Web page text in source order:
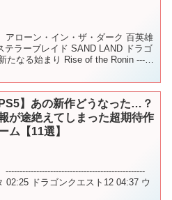
アローン・イン・ザ・ダーク 百英雄
ラーブレイド SAND LAND ドラゴ
たなる始まり Rise of the Ronin ------
PS5】あの新作どうなった…？
が途絶えてしまった超期待作
ム【11選】
02:25 ドラゴンクエスト12 04:37 ウ